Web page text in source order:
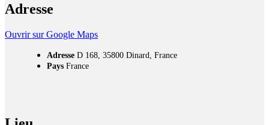
Adresse
Ouvrir sur Google Maps
Adresse D 168, 35800 Dinard, France
Pays France